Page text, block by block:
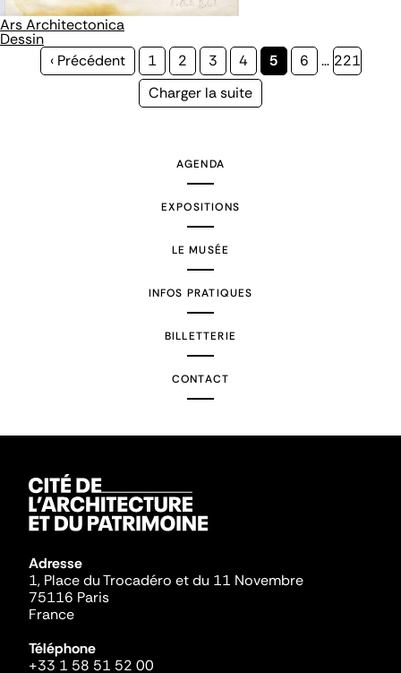
Ars Architectonica
Dessin
Page
‹ Précédent Page
1 Page
2 Page
3 Page
4
Page
5 Page
6 … Page
221
Page
Charger la suite
AGENDA
EXPOSITIONS
LE MUSÉE
INFOS PRATIQUES
BILLETTERIE
CONTACT
Adresse
1, Place du Trocadéro et du 11 Novembre
75116 Paris
France
Téléphone
+33 1 58 51 52 00